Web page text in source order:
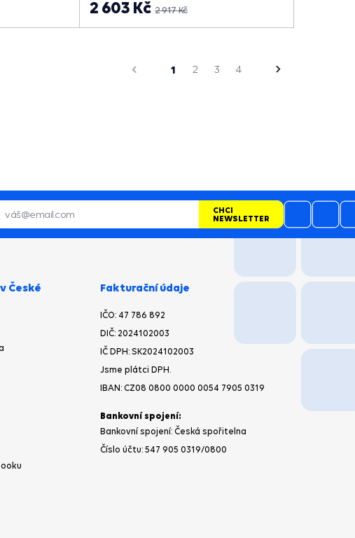
2 917 Kč
2 603 Kč
1 2 3 4
Následující
IČO:47 786 892
DIČ:2024102003